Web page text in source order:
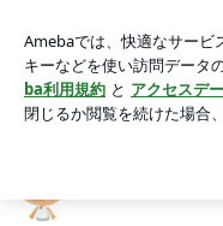
アプリをダウンロードし
ょう。